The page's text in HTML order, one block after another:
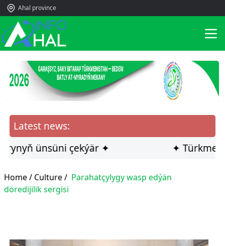
Ahal province
Latest news:
ünsüni çekýär ✦
✦ Türkmen
Home / Culture/ Parahatçylygy wasp edýän
döredijilik sergisi